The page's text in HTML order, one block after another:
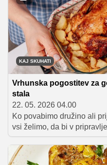
zato ni presenetljivo, da je
številnih vrtnih zabav in
KAJ SKUHATI
Vrhunska pogostitev za
stala
22. 05. 2026 04.00
Ko povabimo družino ali
vsi želimo, da bi v
razmišljamo toliko o
znamke stojijo na
predvsem, da je miza